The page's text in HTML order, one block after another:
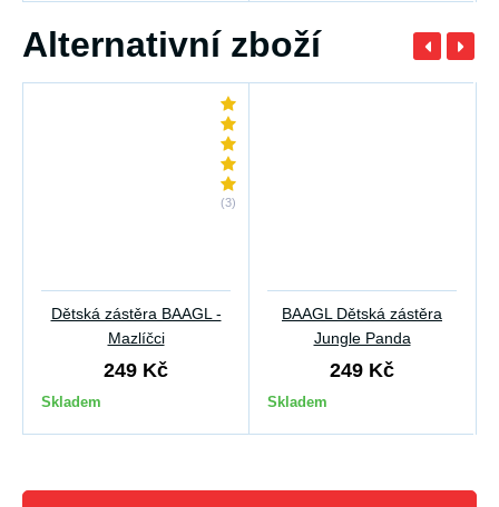
Alternativní zboží
(3)
Dětská zástěra BAAGL -
Mazlíčci
249 Kč
Skladem
BAAGL Dětská zástěra
Jungle Panda
249 Kč
Skladem